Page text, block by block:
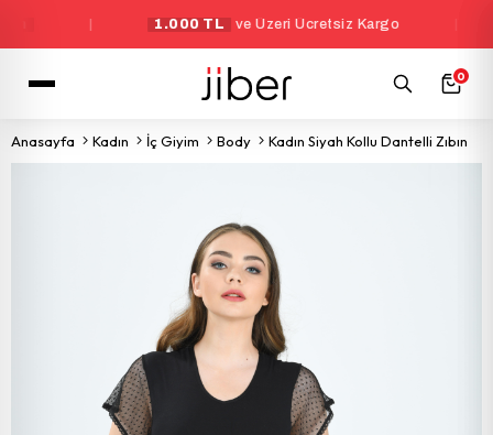
1.000 TL ve Üzeri Ücretsiz Kargo
0
Anasayfa Kadın İç Giyim Body Kadın Siyah Kollu Dantelli Zıbın